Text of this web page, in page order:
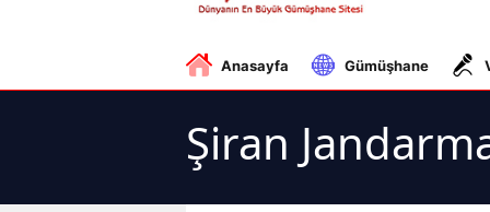
Anasayfa Gümüşhane
Şiran